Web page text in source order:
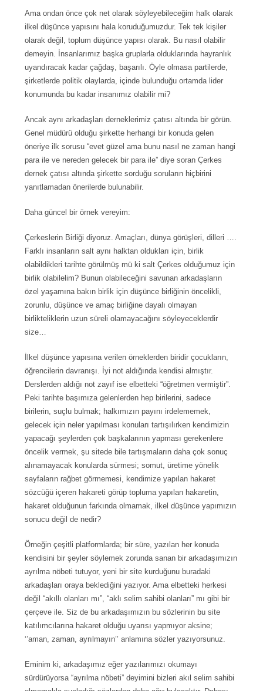
Ama ondan önce çok net olarak söyleyebileceğim halk olarak
ilkel düşünce yapısını hala koruduğumuzdur. Tek tek kişiler
olarak değil, toplum düşünce yapısı olarak. Bu nasıl olabilir
demeyin. İnsanlarımız başka gruplarla olduklarında hayranlık
uyandıracak kadar çağdaş, başarılı. Öyle olmasa partilerde,
şirketlerde politik olaylarda, içinde bulunduğu ortamda lider
konumunda bu kadar insanımız olabilir mi?
Ancak aynı arkadaşları derneklerimiz çatısı altında bir görün.
Genel müdürü olduğu şirkette herhangi bir konuda gelen
öneriye ilk sorusu “evet güzel ama bunu nasıl ne zaman hangi
para ile ve nereden gelecek bir para ile” diye soran Çerkes
dernek çatısı altında şirkette sorduğu soruların hiçbirini
yanıtlamadan önerilerde bulunabilir.
Daha güncel bir örnek vereyim:
Çerkeslerin Birliği diyoruz. Amaçları, dünya görüşleri, dilleri ….
Farklı insanların salt aynı halktan oldukları için, birlik
olabildikleri tarihte görülmüş mü ki salt Çerkes olduğumuz için
birlik olabilelim? Bunun olabileceğini savunan arkadaşların
özel yaşamına bakın birlik için düşünce birliğinin öncelikli,
zorunlu, düşünce ve amaç birliğine dayalı olmayan
birlikteliklerin uzun süreli olamayacağını söyleyeceklerdir
size…
İlkel düşünce yapısına verilen örneklerden biridir çocukların,
öğrencilerin davranışı. İyi not aldığında kendisi almıştır.
Derslerden aldığı not zayıf ise elbetteki “öğretmen vermiştir”.
Peki tarihte başımıza gelenlerden hep birilerini, sadece
birilerin, suçlu bulmak; halkımızın payını irdelememek,
gelecek için neler yapılması konuları tartışılırken kendimizin
yapacağı şeylerden çok başkalarının yapması gerekenlere
öncelik vermek, şu sitede bile tartışmaların daha çok sonuç
alınamayacak konularda sürmesi; somut, üretime yönelik
sayfaların rağbet görmemesi, kendimize yapılan hakaret
sözcüğü içeren hakareti görüp topluma yapılan hakaretin,
hakaret olduğunun farkında olmamak, ilkel düşünce yapımızın
sonucu değil de nedir?
Örneğin çeşitli platformlarda; bir süre, yazılan her konuda
kendisini bir şeyler söylemek zorunda sanan bir arkadaşımızın
ayrılma nöbeti tutuyor, yeni bir site kurduğunu buradaki
arkadaşları oraya beklediğini yazıyor. Ama elbetteki herkesi
değil “akıllı olanları mı”, “aklı selim sahibi olanları” mı gibi bir
çerçeve ile. Siz de bu arkadaşımızın bu sözlerinin bu site
katılımcılarına hakaret olduğu uyarısı yapmıyor aksine;
‘’aman, zaman, ayrılmayın’’ anlamına sözler yazıyorsunuz.
Eminim ki, arkadaşımız eğer yazılarımızı okumayı
sürdürüyorsa “ayrılma nöbeti” deyimini bizleri akıl selim sahibi